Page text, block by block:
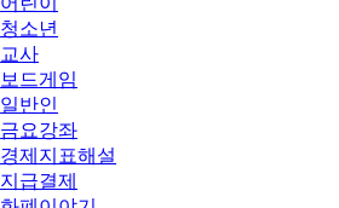
청소년
교사
보드게임
일반인
금요강좌
경제지표해설
지급결제